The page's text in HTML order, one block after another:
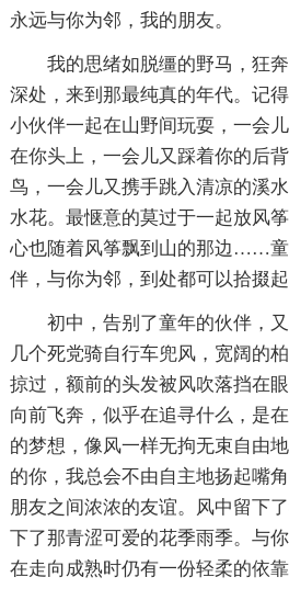
永远与你为邻，我的朋友。
我的思绪如脱缰的野马，狂
深处，来到那最纯真的年代。记
小伙伴一起在山野间玩耍，一会
在你头上，一会儿又踩着你的后
鸟，一会儿又携手跳入清凉的溪
水花。最惬意的莫过于一起放风
心也随着风筝飘到山的那边……
伴，与你为邻，到处都可以拾掇起
初中，告别了童年的伙伴，
几个死党骑自行车兜风，宽阔的
掠过，额前的头发被风吹落挡在
向前飞奔，似乎在追寻什么，是
的梦想，像风一样无拘无束自由
的你，我总会不由自主地扬起嘴
朋友之间浓浓的友谊。风中留下
下了那青涩可爱的花季雨季。与
在走向成熟时仍有一份轻柔的依靠